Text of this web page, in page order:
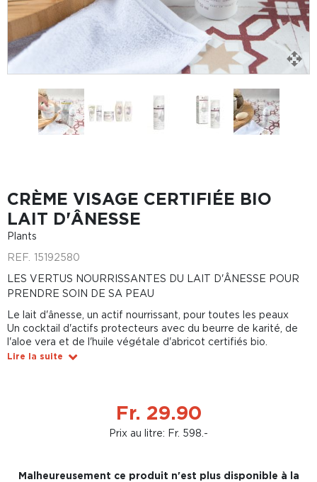
CRÈME VISAGE CERTIFIÉE BIO
LAIT D'ÂNESSE
Plants
REF. 15192580
LES VERTUS NOURRISSANTES DU LAIT D'ÂNESSE POUR
PRENDRE SOIN DE SA PEAU
Le lait d'ânesse, un actif nourrissant, pour toutes les peaux
Un cocktail d'actifs protecteurs avec du beurre de karité, de
l'aloe vera et de l'huile végétale d'abricot certifiés bio.
Lire la suite
Fr. 29.90
Prix au litre: Fr. 598.-
Malheureusement ce produit n'est plus disponible à la